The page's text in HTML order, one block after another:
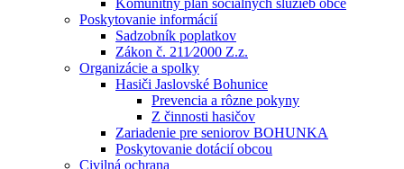
Komunitný plán sociálnych služieb obce
Poskytovanie informácií
Sadzobník poplatkov
Zákon č. 211⁄2000 Z.z.
Organizácie a spolky
Hasiči Jaslovské Bohunice
Prevencia a rôzne pokyny
Z činnosti hasičov
Zariadenie pre seniorov BOHUNKA
Poskytovanie dotácií obcou
Civilná ochrana